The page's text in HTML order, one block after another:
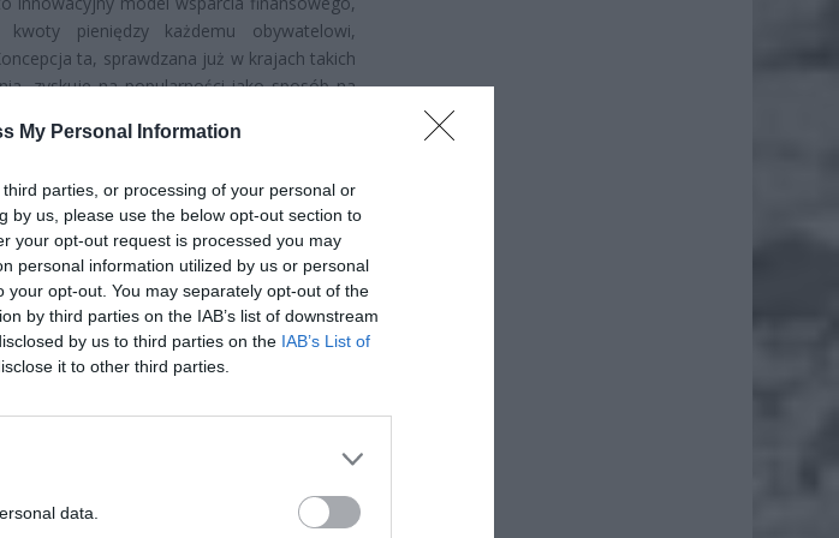
My Personal Information
parties, or processing of your personal or
by us, please use the below opt-out section to
your opt-out request is processed you may
personal information utilized by us or personal
opt-out. You may separately opt-out of the
by third parties on the IAB’s list of downstream
by us to third parties on the IAB’s List of
it to other third parties.
data.
pieniędzy każdemu obywatelowi,
ta, sprawdzana już w krajach takich
zyskuje na popularności jako sposób na